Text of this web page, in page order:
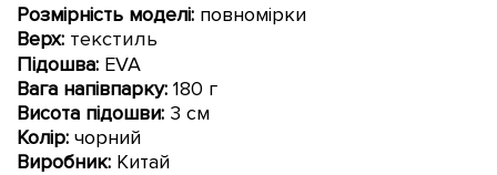
Розмірність моделі: повномірки
Верх: текстиль
Підошва: EVA
Вага напівпарку: 180 г
Висота підошви: 3 см
Колір: чорний
Виробник: Китай